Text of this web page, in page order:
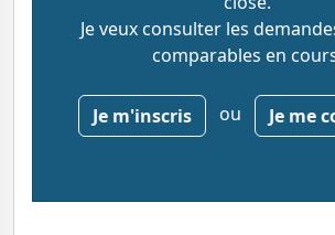
Je veux consulter les
comparables en
Je m'inscris ou Je me